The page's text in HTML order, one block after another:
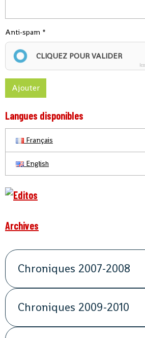
Anti-spam
CLIQUEZ POUR VALIDER
Ajouter
Langues disponibles
Français
English
Archives
Chroniques 2007-2008
Chroniques 2009-2010